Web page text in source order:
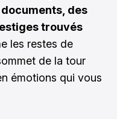
des
trouvés
les restes de
de la tour
émotions qui vous